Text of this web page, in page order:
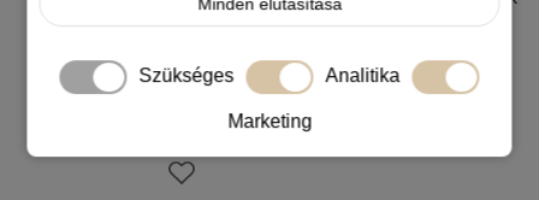
Szükséges Analitika
Marketing
5 990 Ft
-5%